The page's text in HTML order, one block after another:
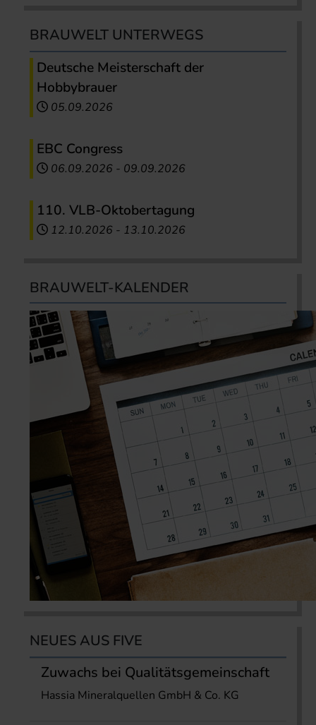
BRAUWELT UNTERWEGS
Deutsche Meisterschaft der
Hobbybrauer
05.09.2026
EBC Congress
06.09.2026 - 09.09.2026
110. VLB-Oktobertagung
12.10.2026 - 13.10.2026
BRAUWELT-KALENDER
NEUES AUS FIVE
Zuwachs bei Qualitätsgemeinschaft
Hassia Mineralquellen GmbH & Co. KG